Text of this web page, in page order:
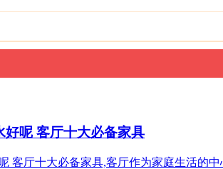
好呢 客厅十大必备家具
客厅十大必备家具,客厅作为家庭生活的